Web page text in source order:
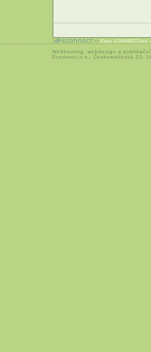
Easy CONNECTion
Webhosting webdesign a
Econnect,o.s.; Českomalínská 23;